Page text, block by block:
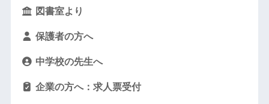
図書室より
保護者の方へ
中学校の先生へ
企業の方へ：求人票受付